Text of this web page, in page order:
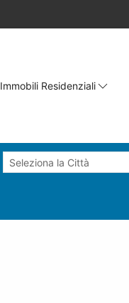
Immobili Residenziali